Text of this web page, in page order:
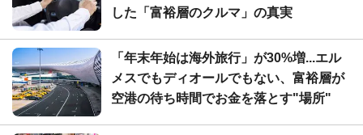
した「富裕層のクルマ」の真実
「年末年始は海外旅行」が30%増...エル
メスでもディオールでもない、富裕層が
空港の待ち時間でお金を落とす"場所"